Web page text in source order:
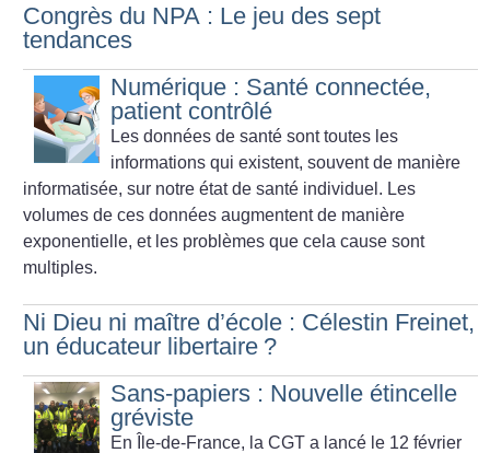
Congrès du NPA : Le jeu des sept
tendances
Numérique : Santé connectée,
patient contrôlé
Les données de santé sont toutes les
informations qui existent, souvent de manière
informatisée, sur notre état de santé individuel. Les
volumes de ces données augmentent de manière
exponentielle, et les problèmes que cela cause sont
multiples.
Ni Dieu ni maître d’école : Célestin Freinet,
un éducateur libertaire ?
Sans-papiers : Nouvelle étincelle
gréviste
En Île-de-France, la CGT a lancé le 12 février